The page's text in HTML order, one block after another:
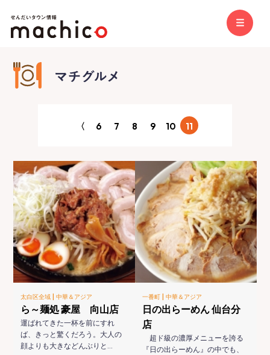
〈 6 7 8 9 10 11
太白区全域 |中華＆アジア
ら～麺処 豪屋 向山店
運ばれてきた一杯を前にすれ
ば、きっと驚くだろう。大人の
顔よりも大きなどんぶりと…
一番町 | 中華＆アジア
日の出らーめん 仙台分
店
超ド級の濃厚メニューを誇る
『日の出らーめん』の中でも、